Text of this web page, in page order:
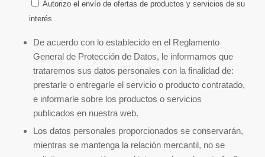
Autorizo el envío de ofertas de productos y servicios de su
interés
De acuerdo con lo establecido en el Reglamento
General de Protección de Datos, le informamos que
trataremos sus datos personales con la finalidad de:
prestarle o entregarle el servicio o producto contratado,
e informarle sobre los productos o servicios
publicados en nuestra web.
Los datos personales proporcionados se conservarán,
mientras se mantenga la relación mercantil, no se